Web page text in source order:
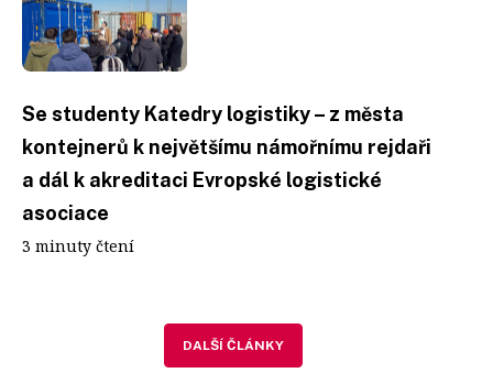
Se studenty Katedry logistiky – z města
kontejnerů k největšímu námořnímu rejdaři
a dál k akreditaci Evropské logistické
asociace
3 minuty čtení
DALŠÍ ČLÁNKY